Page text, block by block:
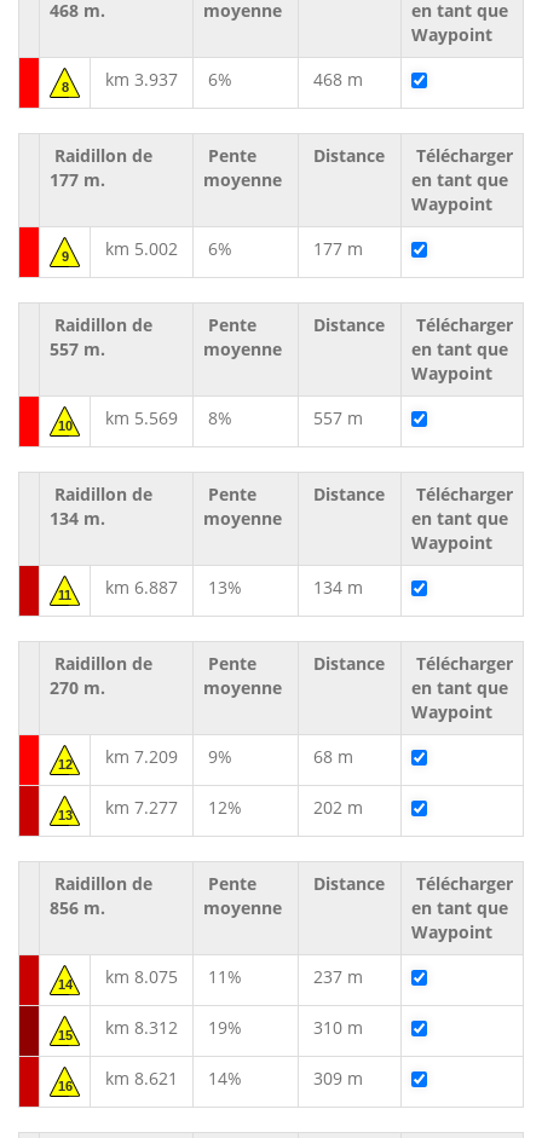
468 m. moyenne
en tant que
Waypoint
8 km 3.937 6% 468 m
Raidillon de
177 m.
Pente
moyenne
Distance
Télécharger
en tant que
Waypoint
9 km 5.002 6% 177 m
Raidillon de
557 m.
Pente
moyenne
Distance
Télécharger
en tant que
Waypoint
10 km 5.569 8% 557 m
Raidillon de
134 m.
Pente
moyenne
Distance
Télécharger
en tant que
Waypoint
11 km 6.887 13% 134 m
Raidillon de
270 m.
Pente
moyenne
Distance
Télécharger
en tant que
Waypoint
12 km 7.209 9% 68 m
13 km 7.277 12% 202 m
Raidillon de
856 m.
Pente
moyenne
Distance
Télécharger
en tant que
Waypoint
14 km 8.075 11% 237 m
15 km 8.312 19% 310 m
16 km 8.621 14% 309 m